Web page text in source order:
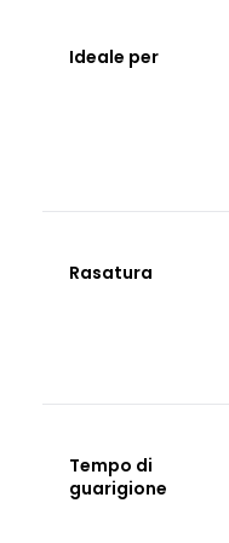
Ideale per
Rasatura
Tempo di
guarigione